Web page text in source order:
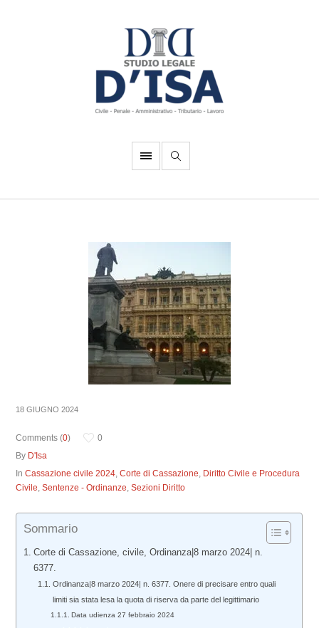
18 GIUGNO 2024
Comments (0)
0
By D'Isa
InCassazione civile 2024,Corte di Cassazione, Diritto Civile e Procedura
Civile,Sentenze - Ordinanze,Sezioni Diritto
Sommario
Corte di Cassazione, civile, Ordinanza|8 marzo 2024| n.
6377.
Ordinanza|8 marzo 2024| n. 6377. Onere di precisare entro quali
limiti sia stata lesa la quota di riserva da parte del legittimario
Data udienza 27 febbraio 2024